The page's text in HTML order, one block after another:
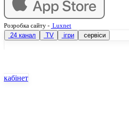
Розробка сайту - Luxnet
24 канал
TV ігри сервіси
кабінет